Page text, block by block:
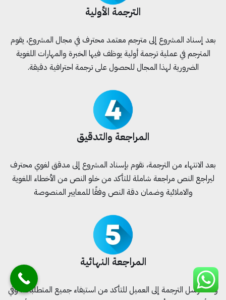
الترجمة الأولية
بعد إسناد المشروع إلى مترجم معتمد محترف في مجال المشروع، يقوم
المترجم في عملية ترجمة أولية يوظف فيها الخبرة والمهارات اللغوية
الضرورية لهذا المجال للحصول على ترجمة احترافية دقيقة.
المراجعة والتدقيق
بعد الانتهاء من الترجمة، نقوم بإسناد المشروع إلى مدقق لغوي محترف
ليراجع النص مراجعة شاملة للتأكد من خلو النص من الأخطاء اللغوية
والاملائية وضمان دقة النص وفقًا للمعايير المنصوصة
المراجعة النهائية
وهنا نرسل الترجمة إلى العميل للتأكد من استيفاء جميع المتطلبات، وفي